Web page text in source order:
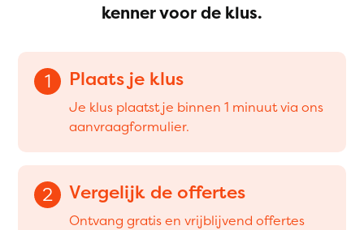
kenner voor de klus.
1 Plaats je klus
Je klus plaatst je binnen 1 minuut via ons
aanvraagformulier.
2 Vergelijk de offertes
Ontvang gratis en vrijblijvend offertes